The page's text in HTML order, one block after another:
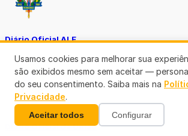
Diário Oficial ALE
Diário Oficial da União
Usamos cookies para melhorar sua
são exibidos mesmo sem aceitar —
do seu consentimento. Saiba mais na
Privacidade.
Aceitar todos Configurar